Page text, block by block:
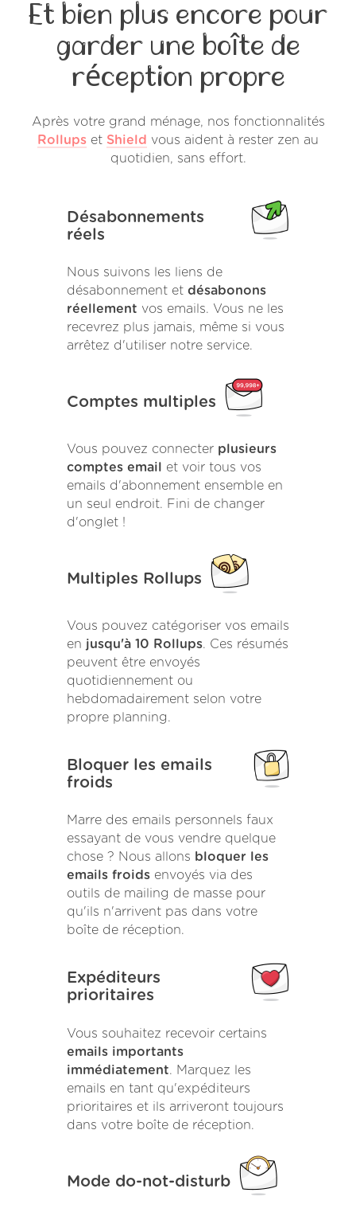
Et bien plus encore pour
garder une boîte de
réception propre
Après votre grand ménage, nos fonctionnalités
Rollups et Shield vous aident à rester zen au
quotidien, sans effort.
Désabonnements
réels
Nous suivons les liens de
désabonnement et désabonons
réellement vos emails. Vous ne les
recevrez plus jamais, même si vous
arrêtez d'utiliser notre service.
Comptes multiples
Vous pouvez connecter plusieurs
comptes email
et voir tous vos
emails d'abonnement ensemble en
un seul endroit. Fini de changer
d'onglet !
Multiples Rollups
Vous pouvez catégoriser vos emails
en jusqu'à 10 Rollups. Ces résumés
peuvent être envoyés
quotidiennement ou
hebdomadairement selon votre
propre planning.
Bloquer les emails
froids
Marre des emails personnels faux
essayant de vous vendre quelque
chose ? Nous allons bloquer les
emails froids envoyés via des
outils de mailing de masse pour
qu'ils n'arrivent pas dans votre
boîte de réception.
Expéditeurs
prioritaires
Vous souhaitez recevoir certains
emails importants
immédiatement. Marquez les
emails en tant qu'expéditeurs
prioritaires et ils arriveront toujours
dans votre boîte de réception.
Mode do-not-disturb